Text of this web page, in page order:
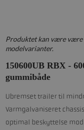
Produktet kan være være
modelvarianter.
150600UB RBX -
gummibåde
Ubremset trailer til
Varmgalvaniseret
optimal beskyttelse